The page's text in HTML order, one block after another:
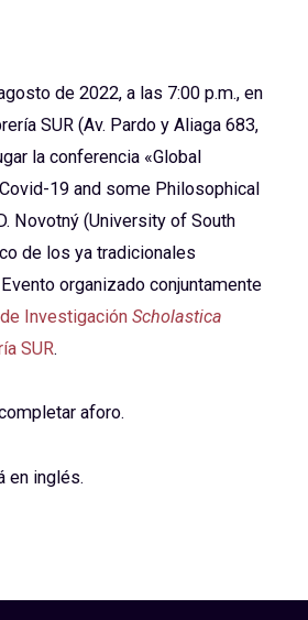
de 2022, a las 7:00 p.m., en
SUR (Av. Pardo y Aliaga 683,
la conferencia «Global
19 and some Philosophical
Novotný (University of South
de los ya tradicionales
organizado conjuntamente
Investigación Scholastica
SUR.
aforo.
en inglés.